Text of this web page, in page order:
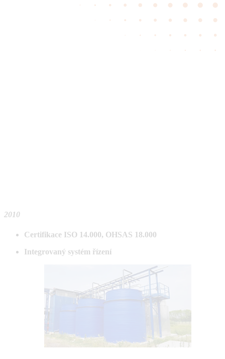
2010
Certifikace ISO 14.000, OHSAS 18.000
Integrovaný systém řízení